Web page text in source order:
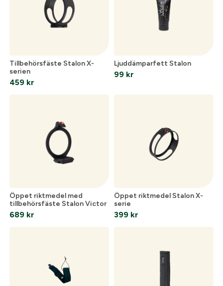
Tillbehörsfäste Stalon X-
serien
459 kr
Ljuddämparfett Stalon
99 kr
Öppet riktmedel med
tillbehörsfäste Stalon Victor
689 kr
Öppet riktmedel Stalon X-
serie
399 kr
Skapa konto
E-post:* (kommer bli ditt användarnamn)